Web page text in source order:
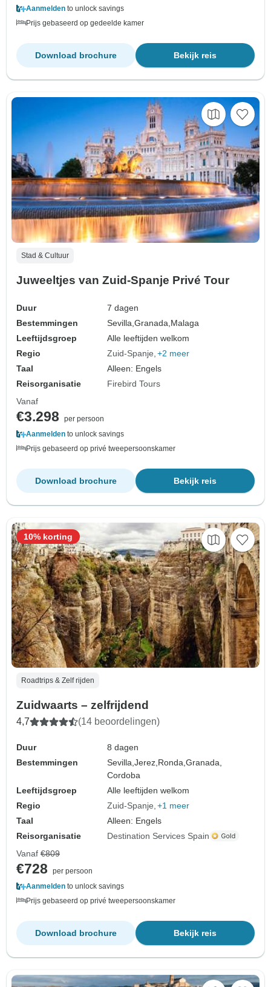
Aanmelden to unlock savings
Prijs gebaseerd op gedeelde kamer
Bekijk reis
Download brochure
Stad & Cultuur
Juweeltjes van Zuid-Spanje Privé Tour
Duur
7 dagen
Bestemmingen
Sevilla,Granada, Malaga
Leeftijdsgroep
Alle leeftijden welkom
Regio
Zuid-Spanje +2 meer
Taal
Alleen: Engels
Reisorganisatie
Firebird Tours
Vanaf
€3.298
per persoon
Aanmelden to unlock savings
Prijs gebaseerd op privé tweepersoonskamer
Bekijk reis
Download brochure
Roadtrips & Zelf rijden
Zuidwaarts – zelfrijdend
4,7 (14 beoordelingen)
Duur
8 dagen
Bestemmingen
Sevilla,Jerez, Ronda,Granada,
Cordoba
Leeftijdsgroep
Alle leeftijden welkom
Regio
Zuid-Spanje +1 meer
Taal
Alleen: Engels
Reisorganisatie
Destination Services Spain
10% korting
Vanaf €809
€728
per persoon
Aanmelden to unlock savings
Prijs gebaseerd op privé tweepersoonskamer
Bekijk reis
Download brochure